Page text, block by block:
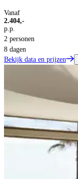
Vanaf
2.404,-
p.p.
2 personen
8 dagen
Bekijk data en prijzen